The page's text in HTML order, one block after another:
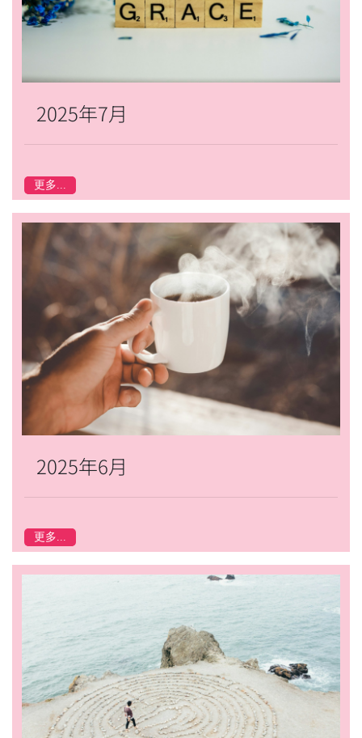
2025年7月
更多...
2025年6月
更多...